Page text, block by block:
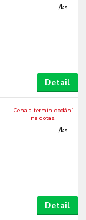
/ks
Detail
/ks
Cena a termín dodání
na dotaz
Detail